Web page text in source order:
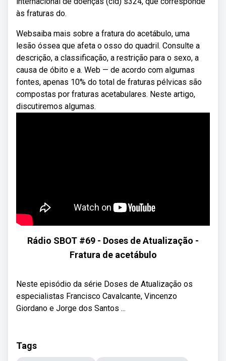
às fraturas do.
Websaiba mais sobre a fratura do acetábulo, uma
lesão óssea que afeta o osso do quadril. Consulte a
descrição, a classificação, a restrição para o sexo, a
causa de óbito e a. Web — de acordo com algumas
fontes, apenas 10% do total de fraturas pélvicas são
compostas por fraturas acetabulares. Neste artigo,
discutiremos algumas.
Rádio SBOT #69 - Doses de Atualização -
Fratura de acetábulo
Neste episódio da série Doses de Atualização os
especialistas Francisco Cavalcante, Vincenzo
Giordano e Jorge dos Santos ...
Tags